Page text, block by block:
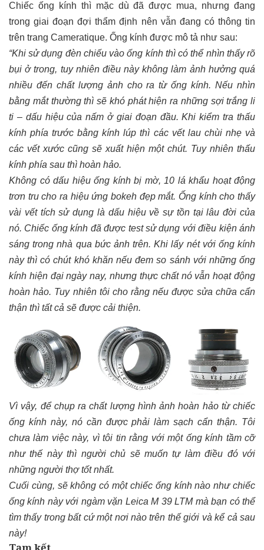
Chiếc ống kính thì mặc dù đã được mua, nhưng đang
trong giai đoạn đợi thẩm định nên vẫn đang có thông tin
trên trang Cameratique. Ống kính được mô tả như sau:
“Khi sử dụng đèn chiếu vào ống kính thì có thể nhìn thấy rõ
bụi ở trong, tuy nhiên điều này không làm ảnh hưởng quá
nhiều đến chất lượng ảnh cho ra từ ống kính. Nếu nhìn
bằng mắt thường thì sẽ khó phát hiện ra những sợi trắng li
ti – dấu hiệu của nấm ở giai đoạn đầu. Khi kiểm tra thấu
kính phía trước bằng kính lúp thì các vết lau chùi nhẹ và
các vết xước cũng sẽ xuất hiện một chút. Tuy nhiên thấu
kính phía sau thì hoàn hảo.
Không có dấu hiệu ống kính bị mờ, 10 lá khẩu hoạt động
trơn tru cho ra hiệu ứng bokeh đẹp mắt. Ống kính cho thấy
vài vết tích sử dụng là dấu hiệu về sự tồn tại lâu đời của
nó. Chiếc ống kính đã được test sử dụng với điều kiện ánh
sáng trong nhà qua bức ảnh trên. Khi lấy nét với ống kính
này thì có chút khó khăn nếu đem so sánh với những ống
kính hiện đại ngày nay, nhưng thực chất nó vẫn hoạt động
hoàn hảo. Tuy nhiên tôi cho rằng nếu được sửa chữa cẩn
thận thì tất cả sẽ được cải thiện.
Vì vậy, để chụp ra chất lượng hình ảnh hoàn hảo từ chiếc
ống kính này, nó cần được phải làm sạch cẩn thận. Tôi
chưa làm việc này, vì tôi tin rằng với một ống kính tầm cỡ
như thế này thì người chủ sẽ muốn tự làm điều đó với
những người thợ tốt nhất.
Cuối cùng, sẽ không có một chiếc ống kính nào như chiếc
ống kính này với ngàm vặn Leica M 39 LTM mà bạn có thể
tìm thấy trong bất cứ một nơi nào trên thế giới và kể cả sau
này!